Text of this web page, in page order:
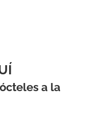
a la